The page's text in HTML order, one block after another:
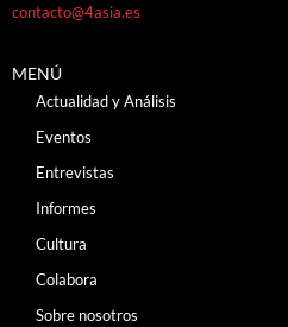
contacto@4asia.es
MENÚ
Actualidad y Análisis
Eventos
Entrevistas
Informes
Cultura
Colabora
Sobre nosotros